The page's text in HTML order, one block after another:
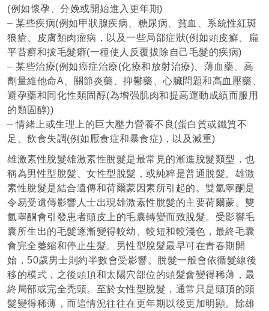
(例如懷孕、分娩或開始進入更年期)
– 某些疾病(例如甲狀腺疾病、糖尿病、貧血、系統性紅斑
狼瘡、皮膚類肉瘤病，以及一些局部症狀(例如頭皮癬、扁
平苔癬和拔毛髮癖(一種使人反覆拔除自己毛髮的疾病)
– 某些治療(例如癌症治療(化療和放射治療)、薄血藥、高
劑量維他命A、關節炎藥、抑鬱藥、心臟問題和高血壓藥、
避孕藥和同化性類固醇(為增强肌肉和提高運動成績而服用
的類固醇))
– 情緒上或生理上的巨大壓力營養不良(蛋白質或鐵質不
足、飲食失調(例如厭食症和暴食症)，以及減重)
雄激素性脫髮雄激素性脫髮是最常見的漸進脫髮類型，也
稱為男性型脫髮、女性型脫髮，或純粹是普通脫髮。雄激
素性脫髮是結合遺傳和荷爾蒙因素所引起的。雙氫睾酮是
令易受遺傳影響人士出現雄激素性脫髮的主要荷爾蒙。雙
氫睾酮會引發患者頭皮上的毛囊轉變而致脫髮。受影響毛
囊所生出的毛髮逐漸變得較幼、較短和較淺色，最終毛囊
會完全萎縮和停止生髮。男性型脫髮最早可在青春期開
始，50歲男士則約半數會受影響。脫髮一般會依循髮線後
移的模式，之後頭頂和太陽穴部位的頭髮會變得稀薄，最
終局部或完全禿頭。至於女性型脫髮，通常只是頭頂的頭
髮變得稀薄，而這情況往往在更年期以後更加明顯。除雄